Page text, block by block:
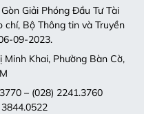
Giải Phóng Đầu Tư Tài
chí, Bộ Thông tin và Truyền
09-2023.
Khai, Phường Bàn Cờ,
– (028) 2241.3760